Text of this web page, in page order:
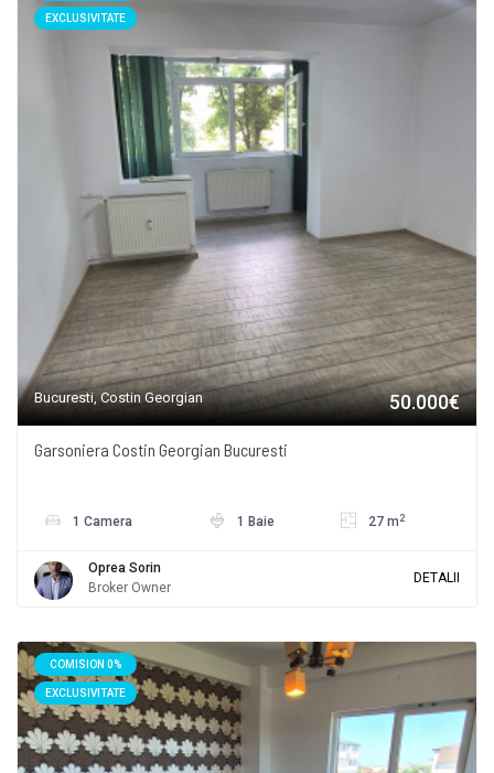
EXCLUSIVITATE
Bucuresti, Costin Georgian 50.000€
Garsoniera Costin Georgian Bucuresti
1 Camera 1 Baie 27 m 2
Oprea Sorin
Broker Owner
DETALII
COMISION 0%
EXCLUSIVITATE